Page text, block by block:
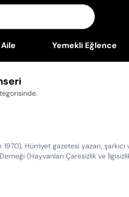
Yemekli Eğlence
.
Hürriyet gazetesi yazarı,
(Hayvanları Çaresizlik ve